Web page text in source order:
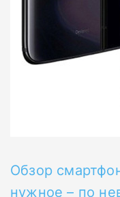
Обзор
нужное – по